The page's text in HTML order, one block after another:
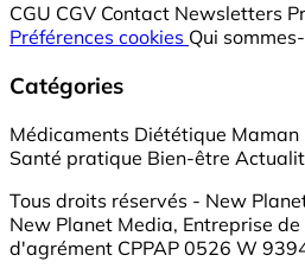
CGU CGV Contact Newsletters
Préférences cookies Qui
Catégories
Médicaments Diététique Maman
Santé pratique Bien-être
Tous droits réservés - New
New Planet Media, Entreprise
d'agrément CPPAP 0526 W